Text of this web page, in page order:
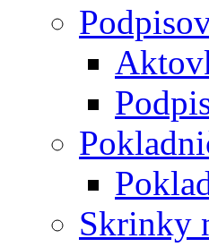
Skrinky